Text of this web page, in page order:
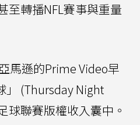
至轉播NFL賽事與重量
馬遜的Prime Video早
」 (Thursday Night
球聯賽版權收入囊中。